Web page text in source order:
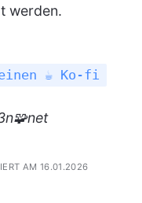
werden.
☕ Ko-fi
AM 16.01.2026